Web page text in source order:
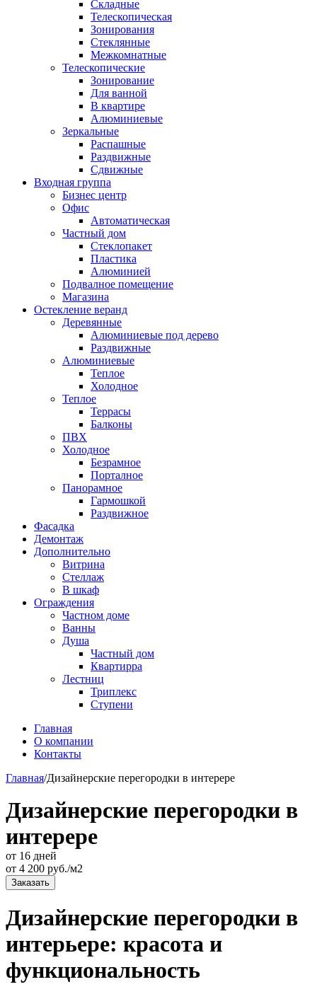
Складные
Телескопическая
Зонирования
Стеклянные
Межкомнатные
Телескопические
Зонирование
Для ванной
В квартире
Алюминиевые
Зеркальные
Распашные
Раздвижные
Сдвижные
Входная группа
Бизнес центр
Офис
Автоматическая
Частный дом
Стеклопакет
Пластика
Алюминией
Подвалное помещение
Магазина
Остекление веранд
Деревянные
Алюминиевые под дерево
Раздвижные
Алюминиевые
Теплое
Холодное
Теплое
Террасы
Балконы
ПВХ
Холодное
Безрамное
Порталное
Панорамное
Гармошкой
Раздвижное
Фасадка
Демонтаж
Дополнительно
Витрина
Стеллаж
В шкаф
Ограждения
Частном доме
Ванны
Душа
Частный дом
Квартирра
Лестниц
Триплекс
Ступени
Главная
О компании
Контакты
Главная/Дизайнерские перегородки в интерере
Дизайнерские перегородки в
интерере
от 16 дней
от 4 200 руб./м2
Заказать
Дизайнерские перегородки в
интерьере: красота и
функциональность